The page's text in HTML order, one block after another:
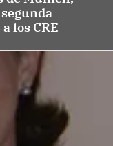
los CRE